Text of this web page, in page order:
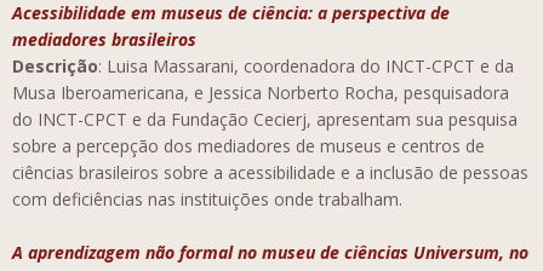
Acessibilidade em museus de ciência: a perspectiva de
mediadores brasileiros
Descrição: Luisa Massarani, coordenadora do INCT-CPCT e da
Musa Iberoamericana, e Jessica Norberto Rocha, pesquisadora
do INCT-CPCT e da Fundação Cecierj, apresentam sua pesquisa
sobre a percepção dos mediadores de museus e centros de
ciências brasileiros sobre a acessibilidade e a inclusão de pessoas
com deficiências nas instituições onde trabalham.
A aprendizagem não formal no museu de ciências Universum, no